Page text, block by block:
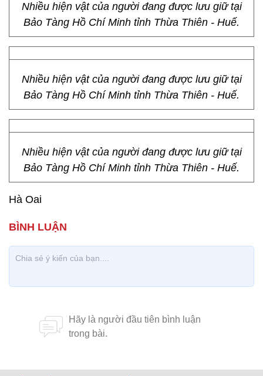
Nhiều hiện vật của người đang được lưu giữ tại
Bảo Tàng Hồ Chí Minh tỉnh Thừa Thiên - Huế.
Nhiều hiện vật của người đang được lưu giữ tại
Bảo Tàng Hồ Chí Minh tỉnh Thừa Thiên - Huế.
Nhiều hiện vật của người đang được lưu giữ tại
Bảo Tàng Hồ Chí Minh tỉnh Thừa Thiên - Huế.
Hà Oai